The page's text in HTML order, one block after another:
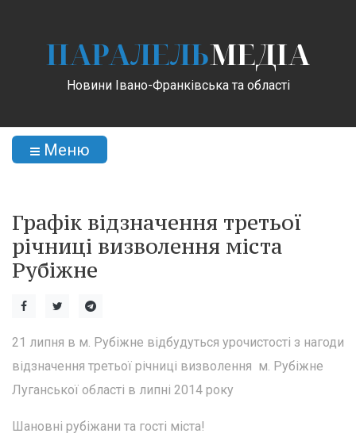
ПАРАЛЕЛЬМЕДІА
Новини Івано-Франківська та області
Меню
Графік відзначення третьої
річниці визволення міста
Рубіжне
21 липня в м. Рубіжне відбудуться урочистості з нагоди
відзначення третьої річниці визволення м. Рубіжне
Луганської області в липні 2014 року
Шановні рубіжани та гості міста!